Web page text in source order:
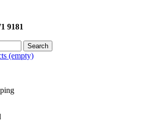
9181
Search
(empty)